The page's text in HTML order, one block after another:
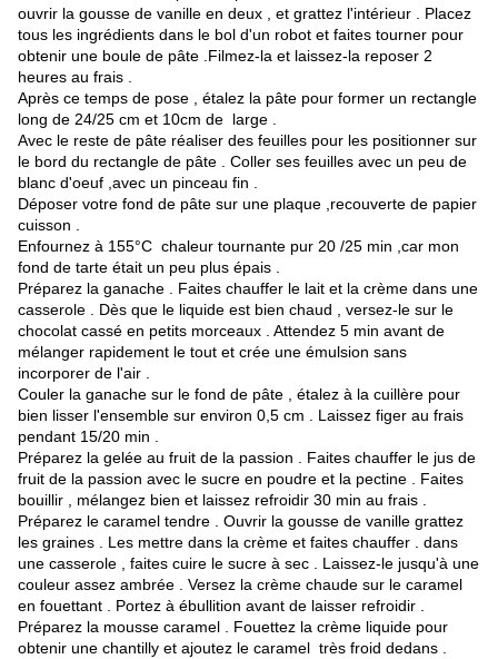
ouvrir la gousse de vanille en deux , et grattez l'intérieur . Placez
tous les ingrédients dans le bol d'un robot et faites tourner pour
obtenir une boule de pâte .Filmez-la et laissez-la reposer 2
heures au frais .
Après ce temps de pose , étalez la pâte pour former un rectangle
long de 24/25 cm et 10cm de large .
Avec le reste de pâte réaliser des feuilles pour les positionner sur
le bord du rectangle de pâte . Coller ses feuilles avec un peu de
blanc d'oeuf ,avec un pinceau fin .
Déposer votre fond de pâte sur une plaque ,recouverte de papier
cuisson .
Enfournez à 155°C chaleur tournante pur 20 /25 min ,car mon
fond de tarte était un peu plus épais .
Préparez la ganache . Faites chauffer le lait et la crème dans une
casserole . Dès que le liquide est bien chaud , versez-le sur le
chocolat cassé en petits morceaux . Attendez 5 min avant de
mélanger rapidement le tout et crée une émulsion sans
incorporer de l'air .
Couler la ganache sur le fond de pâte , étalez à la cuillère pour
bien lisser l'ensemble sur environ 0,5 cm . Laissez figer au frais
pendant 15/20 min .
Préparez la gelée au fruit de la passion . Faites chauffer le jus de
fruit de la passion avec le sucre en poudre et la pectine . Faites
bouillir , mélangez bien et laissez refroidir 30 min au frais .
Préparez le caramel tendre . Ouvrir la gousse de vanille grattez
les graines . Les mettre dans la crème et faites chauffer . dans
une casserole , faites cuire le sucre à sec . Laissez-le jusqu'à une
couleur assez ambrée . Versez la crème chaude sur le caramel
en fouettant . Portez à ébullition avant de laisser refroidir .
Préparez la mousse caramel . Fouettez la crème liquide pour
obtenir une chantilly et ajoutez le caramel très froid dedans .